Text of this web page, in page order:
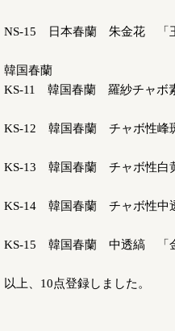
NS-15 日本春蘭 朱金花 「
韓国春蘭
KS-11 韓国春蘭 羅紗チャ
KS-12 韓国春蘭 チャボ性
KS-13 韓国春蘭 チャボ性
KS-14 韓国春蘭 チャボ性
KS-15 韓国春蘭 中透縞 「
以上、10点登録しました。